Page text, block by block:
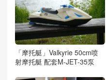
「摩托艇」Valkyrie 50cm喷
射摩托艇 配套M-JET-35泵